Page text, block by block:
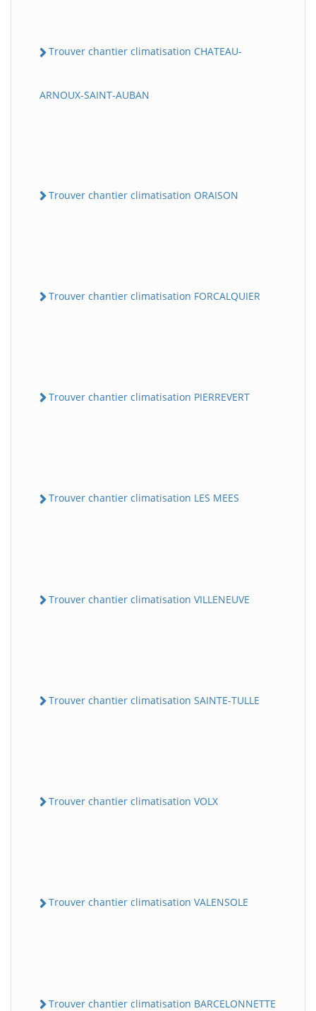
Trouver chantier climatisation CHATEAU-
ARNOUX-SAINT-AUBAN
Trouver chantier climatisation ORAISON
Trouver chantier climatisation FORCALQUIER
Trouver chantier climatisation PIERREVERT
Trouver chantier climatisation LES MEES
Trouver chantier climatisation VILLENEUVE
Trouver chantier climatisation SAINTE-TULLE
Trouver chantier climatisation VOLX
Trouver chantier climatisation VALENSOLE
Trouver chantier climatisation BARCELONNETTE